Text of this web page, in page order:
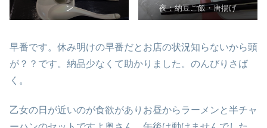
ン
夜：納豆ご飯・唐揚げ
早番です。休み明けの早番だとお店の状況知らないから頭
が？？です。納品少なくて助かりました。のんびりさば
く。
乙女の日が近いのが食欲がありお昼からラーメンと半チャ